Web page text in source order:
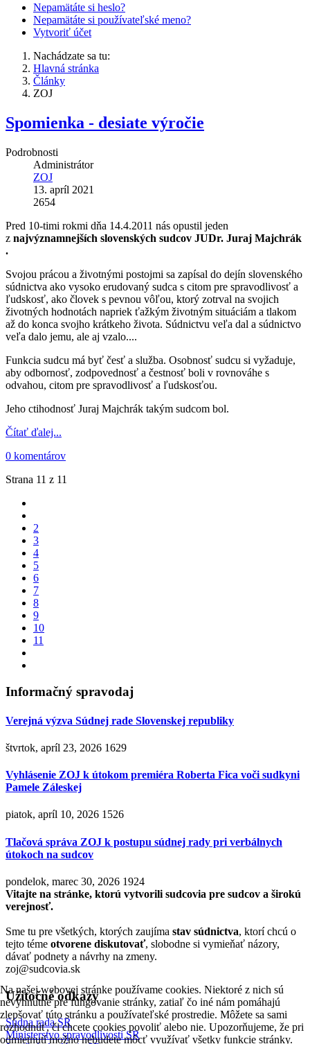
Nepamätáte si heslo?
Nepamätáte si používateľské meno?
Vytvoriť účet
Nachádzate sa tu:
Hlavná stránka
Články
ZOJ
Spomienka - desiate výročie
Podrobnosti
Administrátor
ZOJ
13. apríl 2021
2654
Pred 10-timi rokmi dňa 14.4.2011 nás opustil jeden
z najvýznamnejších slovenských sudcov JUDr. Juraj Majchrák
.
Svojou prácou a životnými postojmi sa zapísal do dejín slovenského
súdnictva ako vysoko erudovaný sudca s citom pre spravodlivosť a
ľudskosť, ako človek s pevnou vôľou, ktorý zotrval na svojich
životných hodnotách napriek ťažkým životným situáciám a tlakom
až do konca svojho krátkeho života. Súdnictvu veľa dal a súdnictvo
veľa dalo jemu, ale aj vzalo....
Funkcia sudcu má byť česť a služba. Osobnosť sudcu si vyžaduje,
aby odbornosť, zodpovednosť a čestnosť boli v rovnováhe s
odvahou, citom pre spravodlivosť a ľudskosťou.
Jeho ctihodnosť Juraj Majchrák takým sudcom bol.
Čítať ďalej...
0 komentárov
Strana 11 z 11
2
3
4
5
6
7
8
9
10
11
Informačný spravodaj
Verejná výzva Súdnej rade Slovenskej republiky
štvrtok, apríl 23, 2026 1629
Vyhlásenie ZOJ k útokom premiéra Roberta Fica voči sudkyni
Pamele Záleskej
piatok, apríl 10, 2026 1526
Tlačová správa ZOJ k postupu súdnej rady pri verbálnych
útokoch na sudcov
pondelok, marec 30, 2026 1924
Vitajte na stránke, ktorú vytvorili sudcovia pre sudcov a širokú
verejnosť.
Sme tu pre všetkých, ktorých zaujíma stav súdnictva, ktorí chcú o
tejto téme otvorene diskutovať, slobodne si vymieňať názory,
dávať podnety a návrhy na zmeny.
zoj@sudcovia.sk
Užitočné odkazy
Súdna rada SR
Ministerstvo spravodlivosti SR
Na našej webovej stránke používame cookies. Niektoré z nich sú
nevyhnutné pre fungovanie stránky, zatiaľ čo iné nám pomáhajú
zlepšovať túto stránku a používateľské prostredie. Môžete sa sami
rozhodnúť, či chcete cookies povoliť alebo nie. Upozorňujeme, že pri
odmietnutí možno nebudete môcť využívať všetky funkcie stránky.